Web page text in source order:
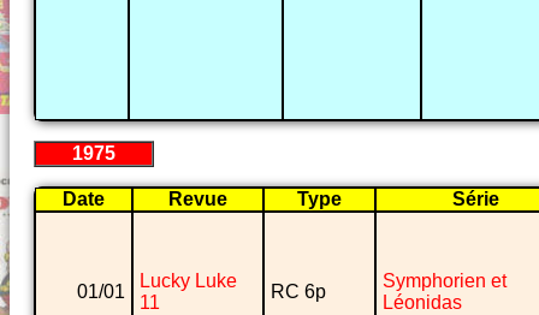
1975
Date Revue Type Série
01/01
Lucky Luke
11
RC 6p
Symphorien et
Léonidas